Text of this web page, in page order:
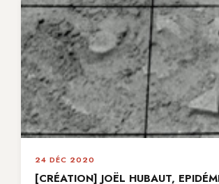
24 DÉC 2020
[CRÉATION] JOËL HUBAUT,